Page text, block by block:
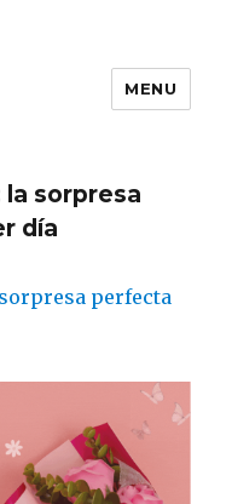
MENU
sorpresa
día